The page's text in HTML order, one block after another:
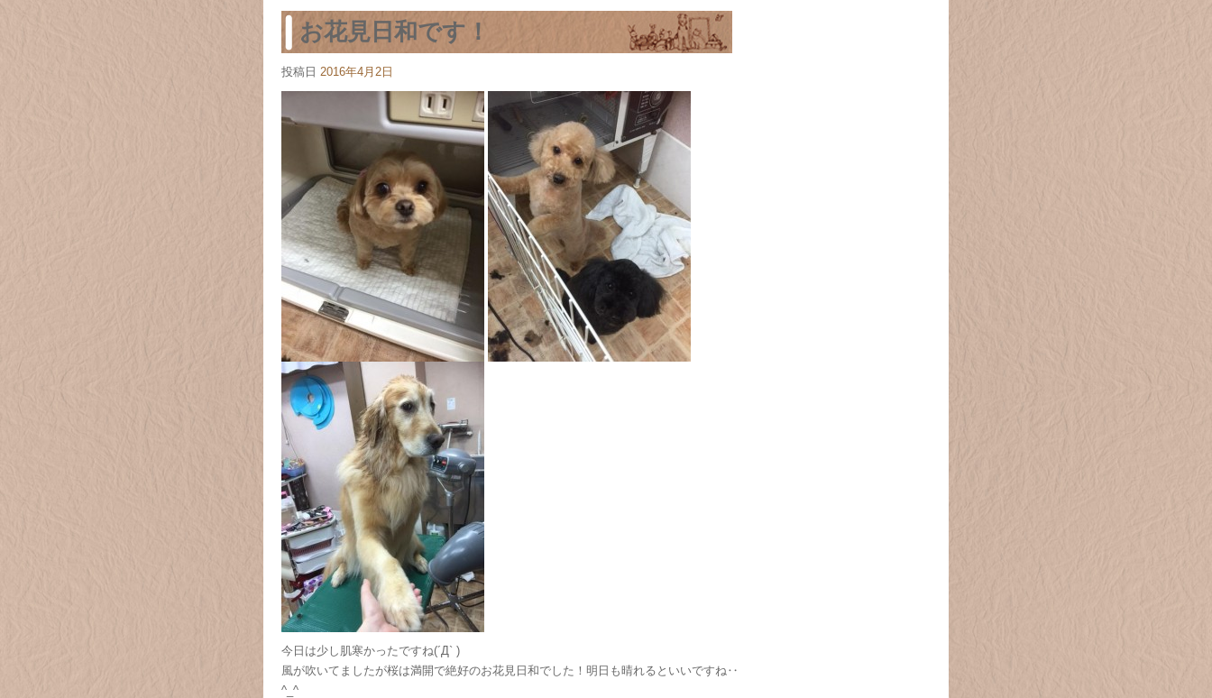
お花見日和です！
投稿日 2016年4月2日
今日は少し肌寒かったですね(´Д` )
風が吹いてましたが桜は満開で絶好のお花見日和でした！明日も晴れるといいですね‥
^_^